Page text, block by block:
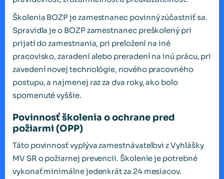
Školenia BOZP je zamestnanec povinný zúčastniť sa.
Spravidla je o BOZP zamestnanec preškolený pri
prijatí do zamestnania, pri preložení na iné
pracovisko, zaradení alebo preradení na inú prácu, pri
zavedení novej technológie, nového pracovného
postupu, a najmenej raz za dva roky, ako bolo
spomenuté vyššie.
Povinnosť školenia o ochrane pred
požiarmi (OPP)
Táto povinnosť vyplýva zamestnávateľovi z Vyhlášky
MV SR o požiarnej prevencii. Školenie je potrebné
vykonať minimálne jedenkrát za 24 mesiacov.